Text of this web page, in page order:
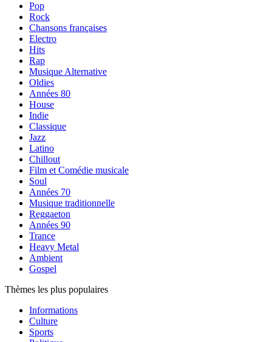
Pop
Rock
Chansons françaises
Electro
Hits
Rap
Musique Alternative
Oldies
Années 80
House
Indie
Classique
Jazz
Latino
Chillout
Film et Comédie musicale
Soul
Années 70
Musique traditionnelle
Reggaeton
Années 90
Trance
Heavy Metal
Ambient
Gospel
Thèmes les plus populaires
Informations
Culture
Sports